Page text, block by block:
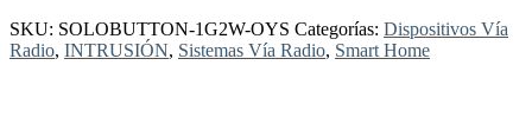
oliva
cantidad
SKU: SOLOBUTTON-1G2W-OYS Categorías: Dispositivos Vía
Radio, INTRUSIÓN, Sistemas Vía Radio, Smart Home